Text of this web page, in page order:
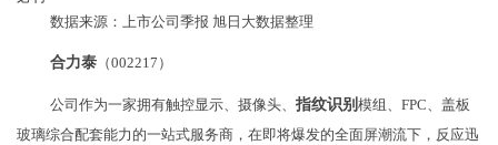
数据来源：上市公司季报 旭日大数据整理
合力泰 （002217）
公司作为一家拥有触控显示、摄像头、 指纹识别 模组、FPC、盖板
玻璃综合配套能力的一站式服务商，在即将爆发的全面屏潮流下，反应迅